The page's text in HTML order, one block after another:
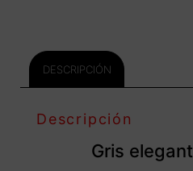
DESCRIPCIÓN
Descripción
Gris